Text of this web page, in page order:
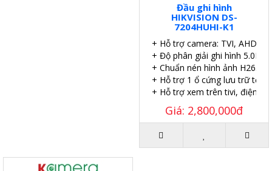
Đầu ghi hình
HIKVISION DS-
7204HUHI-K1
+ Hỗ trợ camera: TVI, AHD,
+ Độ phân giải ghi hình 5.0MP
+ Chuẩn nén hình ảnh H265+
+ Hỗ trợ 1 ổ cứng lưu trữ tối
+ Hỗ trợ xem trên tivi, điện
Giá: 2,800,000đ